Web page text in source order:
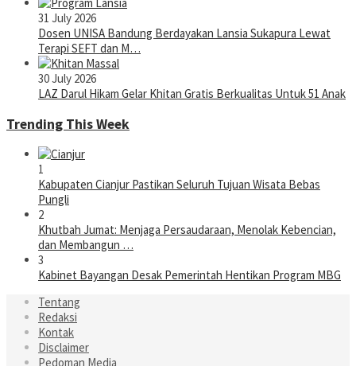
31 July 2026
Dosen UNISA Bandung Berdayakan Lansia Sukapura Lewat
Terapi SEFT dan M…
30 July 2026
LAZ Darul Hikam Gelar Khitan Gratis Berkualitas Untuk 51 Anak
Trending This Week
1
Kabupaten Cianjur Pastikan Seluruh Tujuan Wisata Bebas
Pungli
2
Khutbah Jumat: Menjaga Persaudaraan, Menolak Kebencian,
dan Membangun …
3
Kabinet Bayangan Desak Pemerintah Hentikan Program MBG
Tentang
Redaksi
Kontak
Disclaimer
Pedoman Media